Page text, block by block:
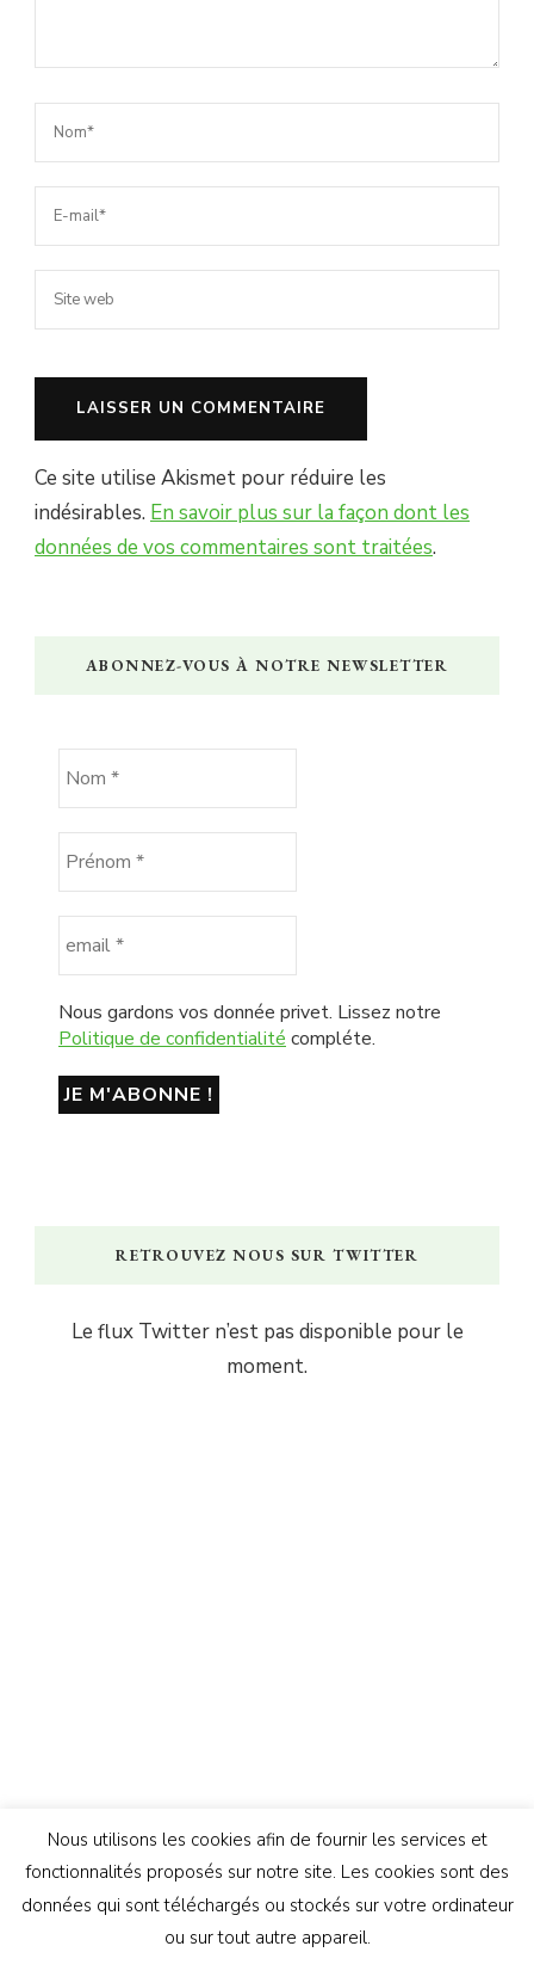
Ce site utilise Akismet pour réduire les
indésirables. En savoir plus sur la façon dont les
données de vos commentaires sont traitées.
ABONNEZ-VOUS À NOTRE NEWSLETTER
Nous gardons vos donnée privet. Lissez notre
Politique de confidentialité compléte.
RETROUVEZ NOUS SUR TWITTER
Le flux Twitter n’est pas disponible pour le
moment.
Nous utilisons les cookies afin de fournir les services et
fonctionnalités proposés sur notre site. Les cookies sont des
données qui sont téléchargés ou stockés sur votre ordinateur
ou sur tout autre appareil.